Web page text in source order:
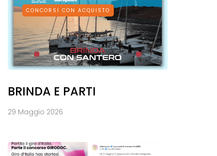
CONCORSI CON ACQUISTO
BRINDA E PARTI
29 Maggio 2026